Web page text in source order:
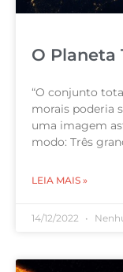
O Planeta
“O conjunto
morais poderia
uma imagem
modo: Três
LEIA MAIS »
14/12/2022